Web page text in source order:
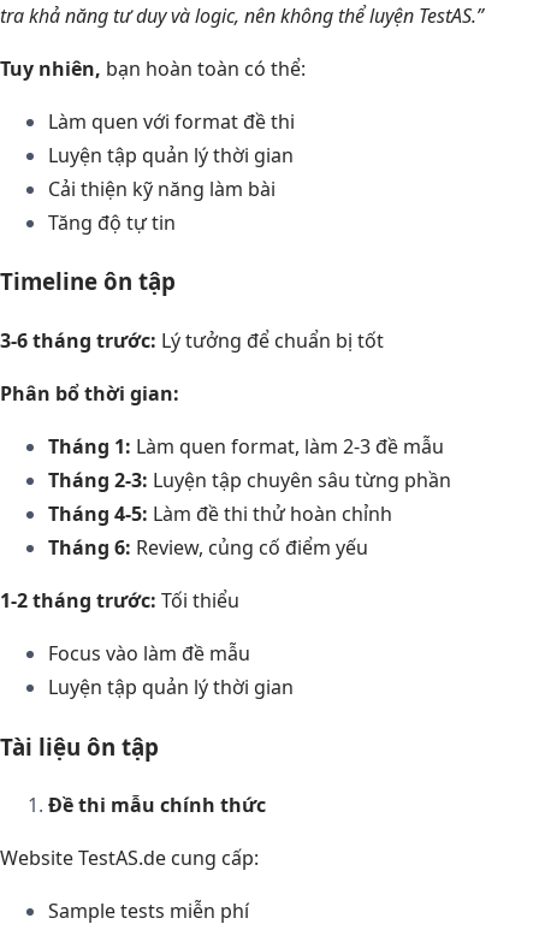
tra khả năng tư duy và logic, nên không thể luyện TestAS.”
Tuy nhiên, bạn hoàn toàn có thể:
Làm quen với format đề thi
Luyện tập quản lý thời gian
Cải thiện kỹ năng làm bài
Tăng độ tự tin
Timeline ôn tập
3-6 tháng trước: Lý tưởng để chuẩn bị tốt
Phân bổ thời gian:
Tháng 1: Làm quen format, làm 2-3 đề mẫu
Tháng 2-3: Luyện tập chuyên sâu từng phần
Tháng 4-5: Làm đề thi thử hoàn chỉnh
Tháng 6: Review, củng cố điểm yếu
1-2 tháng trước: Tối thiểu
Focus vào làm đề mẫu
Luyện tập quản lý thời gian
Tài liệu ôn tập
Đề thi mẫu chính thức
Website TestAS.de cung cấp:
Sample tests miễn phí